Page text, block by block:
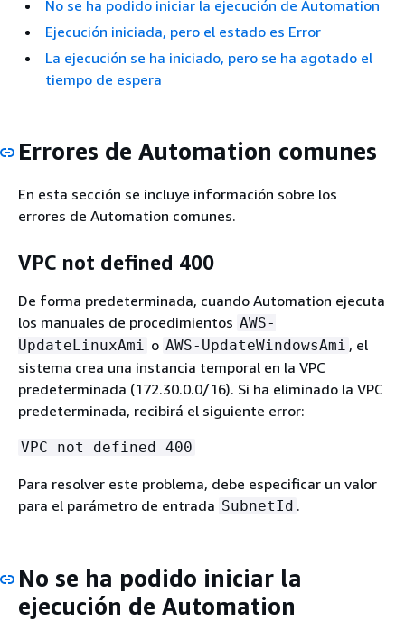
No se ha podido iniciar la ejecución de Automation
Ejecución iniciada, pero el estado es Error
La ejecución se ha iniciado, pero se ha agotado el
tiempo de espera
Errores de Automation comunes
En esta sección se incluye información sobre los
errores de Automation comunes.
VPC not defined 400
De forma predeterminada, cuando Automation ejecuta
los manuales de procedimientos AWS-
UpdateLinuxAmi
o AWS-UpdateWindowsAmi , el
sistema crea una instancia temporal en la VPC
predeterminada (172.30.0.0/16). Si ha eliminado la VPC
predeterminada, recibirá el siguiente error:
VPC not defined 400
Para resolver este problema, debe especificar un valor
para el parámetro de entrada SubnetId .
No se ha podido iniciar la
ejecución de Automation